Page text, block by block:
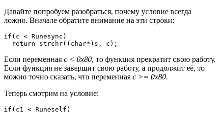
Давайте попробуем разобраться, почему условие всегда
ложно. Вначале обратите внимание на эти строки:
if(c < Runesync)
  return strchr((char*)s, c);
Если переменная c < 0x80, то функция прекратит свою работу.
Если функция не завершит свою работу, а продолжит её, то
можно точно сказать, что переменная c >= 0x80.
Теперь смотрим на условие:
if(c1 < Runeself)